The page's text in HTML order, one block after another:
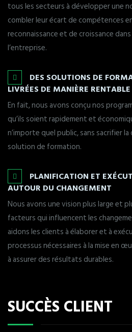
tous les secteurs à développer une
combler leur écart de compétences
reconnaissance et de croissance
l’entreprise.
DES SOLUTIONS DE
LIVRÉES DE MANIÈRE RENTABLE
En fait, nous avons conçu nos
qu’ils soient rapidement et
n’importe quel public, sans sacrifier
solution de formation.
PLANIFICATION ET
AUTOUR DU CHANGEMENT
Nous avons une vision plus large et
facteurs qui influencent les
aidons les clients à élaborer et à
processus nécessaires à la mise en
à assurer des résultats durables.
SUCCÈS CLIENT